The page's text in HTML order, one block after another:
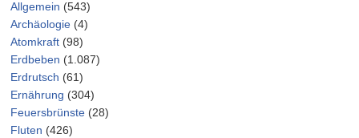
Allgemein (543)
Archäologie (4)
Atomkraft (98)
Erdbeben (1.087)
Erdrutsch (61)
Ernährung (304)
Feuersbrünste (28)
Fluten (426)